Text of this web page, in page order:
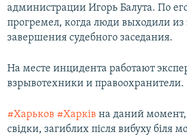
администрации Игорь Балута. По
прогремел, когда люди выходили из
завершения судебного заседания.
На месте инцидента работают
взрывотехники и правоохранители.
#Харьков #Харків на даний момент,
свідки, загиблих після вибуху біля